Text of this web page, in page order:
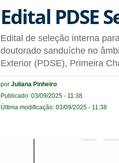
Edital PDSE
Edital de seleção interna
doutorado sanduíche no
Exterior (PDSE), Primeira
por Juliana Pinheiro
Publicado: 03/09/2025 - 11:38
Última modificação: 03/09/2025 - 11:38